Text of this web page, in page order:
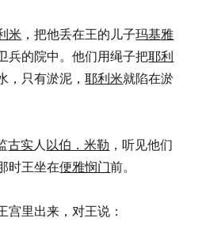
米 ，把他丢在王的儿子玛基雅
兵的院中。他们用绳子把耶利
，只有淤泥，耶利米就陷在淤
古实人以伯．米勒 ，听见他们
时王坐在便雅悯门前。
宫里出来，对王说：